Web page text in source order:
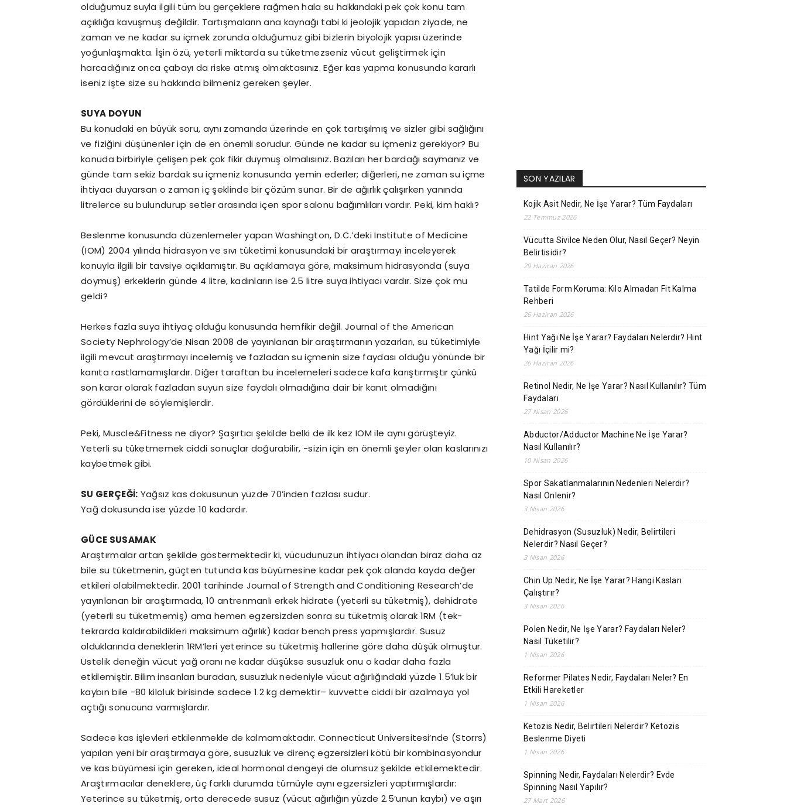
olduğumuz suyla ilgili tüm bu gerçeklere rağmen hala su hakkındaki pek çok konu tam
açıklığa kavuşmuş değildir. Tartışmaların ana kaynağı tabi ki jeolojik yapıdan ziyade, ne
zaman ve ne kadar su içmek zorunda olduğumuz gibi bizlerin biyolojik yapısı üzerinde
yoğunlaşmakta. İşin özü, yeterli miktarda su tüketmezseniz vücut geliştirmek için
harcadığınız onca çabayı da riske atmış olmaktasınız. Eğer kas yapma konusunda kararlı
iseniz işte size su hakkında bilmeniz gereken şeyler.
SUYA DOYUN
Bu konudaki en büyük soru, aynı zamanda üzerinde en çok tartışılmış ve sizler gibi sağlığını
ve fiziğini düşünenler için de en önemli sorudur. Günde ne kadar su içmeniz gerekiyor? Bu
konuda birbiriyle çelişen pek çok fikir duymuş olmalısınız. Bazıları her bardağı saymanız ve
günde tam sekiz bardak su içmeniz konusunda yemin ederler; diğerleri, ne zaman su içme
ihtiyacı duyarsan o zaman iç şeklinde bir çözüm sunar. Bir de ağırlık çalışırken yanında
litrelerce su bulundurup setler arasında içen spor salonu bağımlıları vardır. Peki, kim haklı?
Beslenme konusunda düzenlemeler yapan Washington, D.C.’deki Institute of Medicine
(IOM) 2004 yılında hidrasyon ve sıvı tüketimi konusundaki bir araştırmayı inceleyerek
konuyla ilgili bir tavsiye açıklamıştır. Bu açıklamaya göre, maksimum hidrasyonda (suya
doymuş) erkeklerin günde 4 litre, kadınların ise 2.5 litre suya ihtiyacı vardır. Size çok mu
geldi?
Herkes fazla suya ihtiyaç olduğu konusunda hemfikir değil. Journal of the American
Society Nephrology’de Nisan 2008 de yayınlanan bir araştırmanın yazarları, su tüketimiyle
ilgili mevcut araştırmayı incelemiş ve fazladan su içmenin size faydası olduğu yönünde bir
kanıta rastlamamışlardır. Diğer taraftan bu incelemeleri sadece kafa karıştırmıştır çünkü
son karar olarak fazladan suyun size faydalı olmadığına dair bir kanıt olmadığını
gördüklerini de söylemişlerdir.
Peki, Muscle&Fitness ne diyor? Şaşırtıcı şekilde belki de ilk kez IOM ile aynı görüşteyiz.
Yeterli su tüketmemek ciddi sonuçlar doğurabilir, -sizin için en önemli şeyler olan kaslarınızı
kaybetmek gibi.
SU GERÇEĞİ: Yağsız kas dokusunun yüzde 70’inden fazlası sudur.
Yağ dokusunda ise yüzde 10 kadardır.
GÜCE SUSAMAK
Araştırmalar artan şekilde göstermektedir ki, vücudunuzun ihtiyacı olandan biraz daha az
bile su tüketmenin, güçten tutunda kas büyümesine kadar pek çok alanda kayda değer
etkileri olabilmektedir. 2001 tarihinde Journal of Strength and Conditioning Research’de
yayınlanan bir araştırmada, 10 antrenmanlı erkek hidrate (yeterli su tüketmiş), dehidrate
(yeterli su tüketmemiş) ama hemen egzersizden sonra su tüketmiş olarak 1RM (tek-
tekrarda kaldırabildikleri maksimum ağırlık) kadar bench press yapmışlardır. Susuz
olduklarında deneklerin 1RM’leri yeterince su tüketmiş hallerine göre daha düşük olmuştur.
Üstelik deneğin vücut yağ oranı ne kadar düşükse susuzluk onu o kadar daha fazla
etkilemiştir. Bilim insanları buradan, susuzluk nedeniyle vücut ağırlığındaki yüzde 1.5’luk bir
kaybın bile -80 kiloluk birisinde sadece 1.2 kg demektir– kuvvette ciddi bir azalmaya yol
açtığı sonucuna varmışlardır.
Sadece kas işlevleri etkilenmekle de kalmamaktadır. Connecticut Üniversitesi’nde (Storrs)
yapılan yeni bir araştırmaya göre, susuzluk ve direnç egzersizleri kötü bir kombinasyondur
ve kas büyümesi için gereken, ideal hormonal dengeyi de olumsuz şekilde etkilemektedir.
Araştırmacılar deneklere, üç farklı durumda tümüyle aynı egzersizleri yaptırmışlardır:
Yeterince su tüketmiş, orta derecede susuz (vücut ağırlığın yüzde 2.5’unun kaybı) ve aşırı
SON YAZILAR
Kojik Asit Nedir, Ne İşe Yarar? Tüm Faydaları
22 Temmuz 2026
Vücutta Sivilce Neden Olur, Nasıl Geçer? Neyin
Belirtisidir?
29 Haziran 2026
Tatilde Form Koruma: Kilo Almadan Fit Kalma
Rehberi
26 Haziran 2026
Hint Yağı Ne İşe Yarar? Faydaları Nelerdir? Hint
Yağı İçilir mi?
26 Haziran 2026
Retinol Nedir, Ne İşe Yarar? Nasıl Kullanılır? Tüm
Faydaları
27 Nisan 2026
Abductor/Adductor Machine Ne İşe Yarar?
Nasıl Kullanılır?
10 Nisan 2026
Spor Sakatlanmalarının Nedenleri Nelerdir?
Nasıl Önlenir?
3 Nisan 2026
Dehidrasyon (Susuzluk) Nedir, Belirtileri
Nelerdir? Nasıl Geçer?
3 Nisan 2026
Chin Up Nedir, Ne İşe Yarar? Hangi Kasları
Çalıştırır?
3 Nisan 2026
Polen Nedir, Ne İşe Yarar? Faydaları Neler?
Nasıl Tüketilir?
1 Nisan 2026
Reformer Pilates Nedir, Faydaları Neler? En
Etkili Hareketler
1 Nisan 2026
Ketozis Nedir, Belirtileri Nelerdir? Ketozis
Beslenme Diyeti
1 Nisan 2026
Spinning Nedir, Faydaları Nelerdir? Evde
Spinning Nasıl Yapılır?
27 Mart 2026